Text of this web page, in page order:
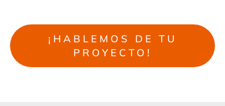
¡HABLEMOS DE TU
PROYECTO!